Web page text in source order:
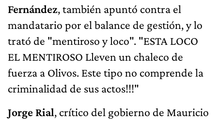
Fernández, también apuntó contra el
mandatario por el balance de gestión, y lo
trató de "mentiroso y loco". "ESTA LOCO
EL MENTIROSO Lleven un chaleco de
fuerza a Olivos. Este tipo no comprende la
criminalidad de sus actos!!!"
Jorge Rial, crítico del gobierno de Mauricio